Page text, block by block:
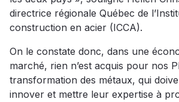
directrice régionale Québec de
construction en acier (ICCA).
On le constate donc, dans une
marché, rien n’est acquis pour nos
transformation des métaux, qui
innover et mettre leur expertise à